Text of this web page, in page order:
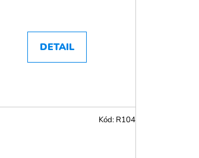
DETAIL
Kód: R104